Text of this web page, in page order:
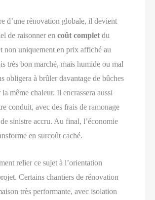
d’une rénovation globale, il devient
de raisonner encoût complet du
non uniquement en prix affiché au
très bon marché, mais humide ou mal
obligera à brûler davantage de bûches
même chaleur. Il encrassera aussi
conduit, avec des frais de ramonage
sinistre accru. Au final, l’économie
en surcoût caché.
relier ce sujet à l’orientation
Certains chantiers de rénovation
très performante, avec isolation